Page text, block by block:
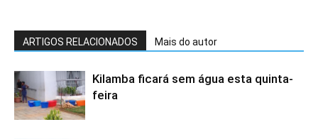
ARTIGOS RELACIONADOS Mais do autor
Kilamba ficará sem água esta quinta-
feira